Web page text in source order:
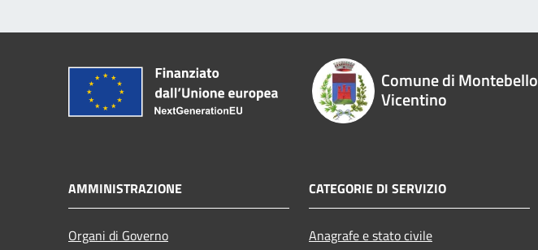
Comune di Montebello
Vicentino
AMMINISTRAZIONE
Organi di Governo
CATEGORIE DI SERVIZIO
Anagrafe e stato civile